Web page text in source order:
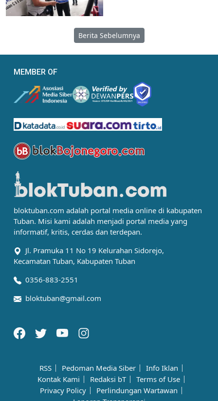
Berita Sebelumnya
MEMBER OF
bloktuban.com adalah portal media online di kabupaten
Tuban. Misi kami adalah menjadi portal media yang
informatif, kritis, cerdas dan terdepan.
Jl. Pramuka 11 No 19 Kelurahan Sidorejo,
Kecamatan Tuban, Kabupaten Tuban
0356-883-2551
bloktuban@gmail.com
RSS Pedoman Media Siber
Info Iklan
Kontak Kami
Redaksi bT
Terms of Use
Privacy Policy
Perlindungan Wartawan